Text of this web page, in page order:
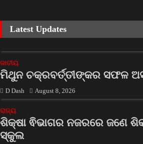
Latest Updates
ଜାତୀୟ
ମିଥୁନ ଚକ୍ରବର୍ତ୍ତୀଙ୍କର ସଫଳ
D Dash August 8, 2026
ରାଜ୍ୟ
ଶିକ୍ଷା ଵିଭାଗର ନଜରରେ ଜଣେ
ସ୍କୁଲ